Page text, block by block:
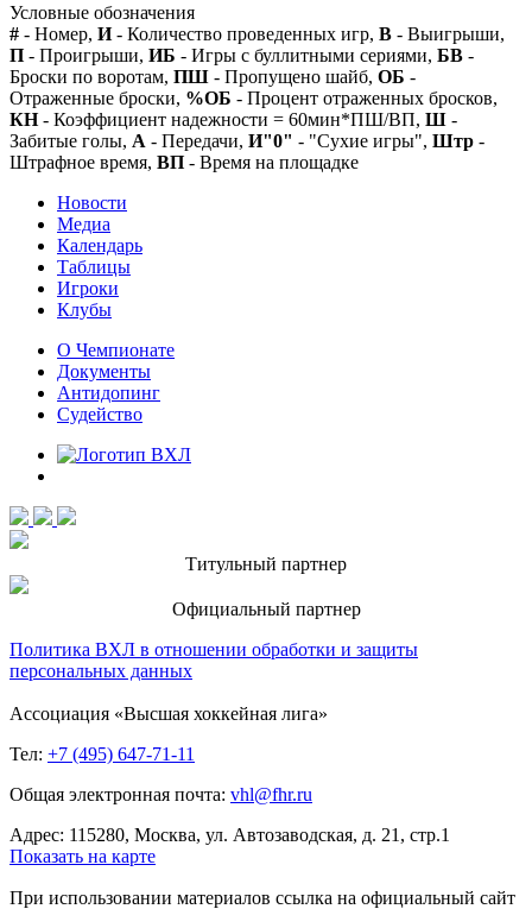
Условные обозначения
# - Номер, И- Количество проведенных игр, В - Выигрыши,
П - Проигрыши, ИБ - Игры с буллитными сериями, БВ -
Броски по воротам, ПШ - Пропущено шайб, ОБ -
Отраженные броски, %ОБ - Процент отраженных бросков,
КН- Коэффициент надежности = 60мин*ПШ/ВП, Ш -
Забитые голы, А - Передачи, И"0" - "Сухие игры", Штр -
Штрафное время, ВП - Время на площадке
Новости
Медиа
Календарь
Таблицы
Игроки
Клубы
О Чемпионате
Документы
Антидопинг
Судейство
Титульный партнер
Официальный партнер
Политика ВХЛ в отношении обработки и защиты
персональных данных
Ассоциация «Высшая хоккейная лига»
Тел: +7 (495) 647-71-11
Общая электронная почта: vhl@fhr.ru
Адрес: 115280, Москва, ул. Автозаводская, д. 21, стр.1
Показать на карте
При использовании материалов ссылка на официальный сайт